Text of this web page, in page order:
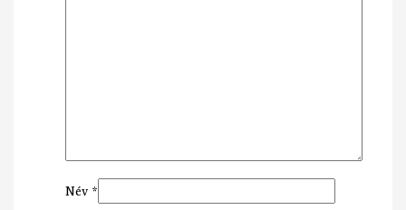
Név *